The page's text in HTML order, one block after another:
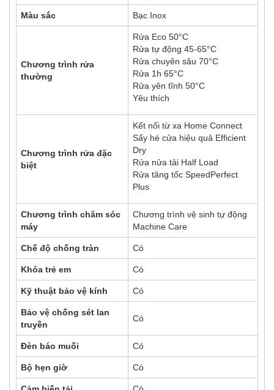
Màu sắc Bạc Inox
Chương trình rửa
thường
Rửa Eco 50°C
Rửa tự động 45-65°C
Rửa chuyên sâu 70°C
Rửa 1h 65°C
Rửa yên tĩnh 50°C
Yêu thích
Chương trình rửa đặc
biệt
Kết nối từ xa Home Connect
Sấy hé cửa hiệu quả Efficient
Dry
Rửa nửa tải Half Load
Rửa tăng tốc SpeedPerfect
Plus
Chương trình chăm sóc
máy
Chương trình vệ sinh tự động
Machine Care
Chế độ chống tràn Có
Khóa trẻ em Có
Kỹ thuật bảo vệ kính Có
Bảo vệ chống sét lan
truyền
Có
Đèn báo muối Có
Bộ hẹn giờ Có